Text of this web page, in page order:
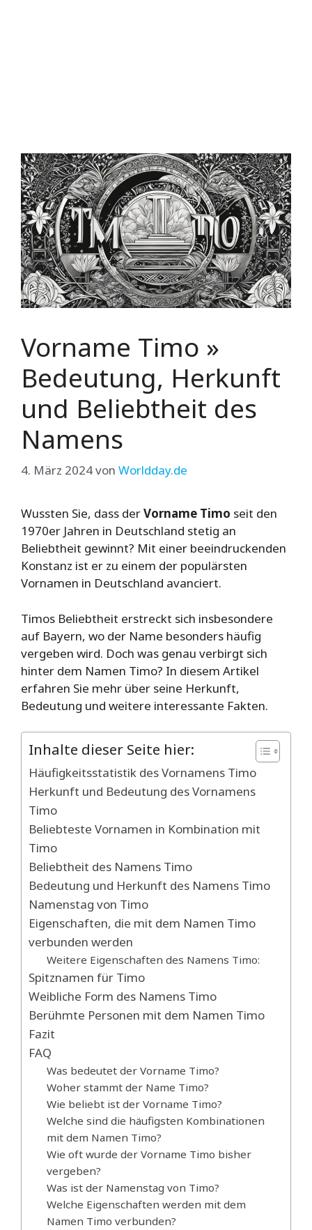
Vorname Timo »
Bedeutung, Herkunft
und Beliebtheit des
Namens
4. März 2024von Worldday.de
Wussten Sie, dass derVorname Timo seit den
1970er Jahren in Deutschland stetig an
Beliebtheit gewinnt? Mit einer beeindruckenden
Konstanz ist er zu einem der populärsten
Vornamen in Deutschland avanciert.
Timos Beliebtheit erstreckt sich insbesondere
auf Bayern, wo der Name besonders häufig
vergeben wird. Doch was genau verbirgt sich
hinter dem Namen Timo? In diesem Artikel
erfahren Sie mehr über seine Herkunft,
Bedeutung und weitere interessante Fakten.
Inhalte dieser Seite hier:
Häufigkeitsstatistik des Vornamens Timo
Herkunft und Bedeutung des Vornamens
Timo
Beliebteste Vornamen in Kombination mit
Timo
Beliebtheit des Namens Timo
Bedeutung und Herkunft des Namens Timo
Namenstag von Timo
Eigenschaften, die mit dem Namen Timo
verbunden werden
Weitere Eigenschaften des Namens Timo:
Spitznamen für Timo
Weibliche Form des Namens Timo
Berühmte Personen mit dem Namen Timo
Fazit
FAQ
Was bedeutet der Vorname Timo?
Woher stammt der Name Timo?
Wie beliebt ist der Vorname Timo?
Welche sind die häufigsten Kombinationen
mit dem Namen Timo?
Wie oft wurde der Vorname Timo bisher
vergeben?
Was ist der Namenstag von Timo?
Welche Eigenschaften werden mit dem
Namen Timo verbunden?